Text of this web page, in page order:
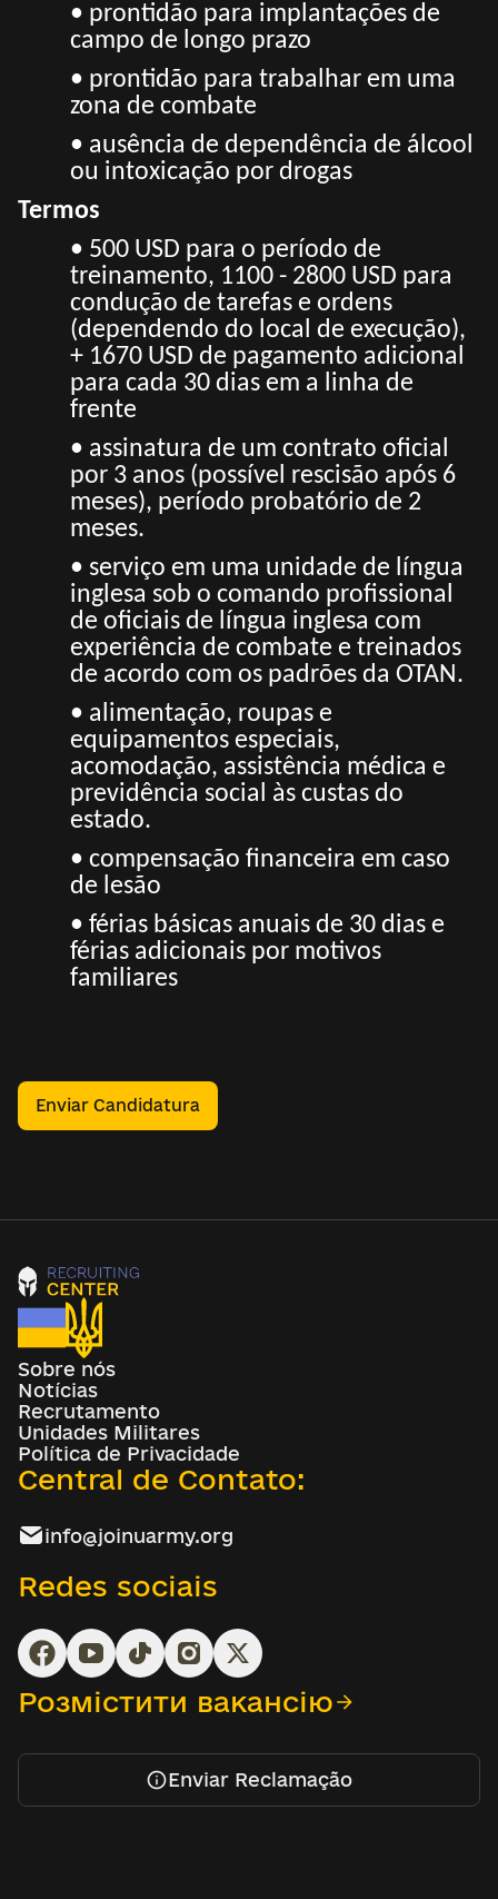
• prontidão para implantações de
campo de longo prazo
• prontidão para trabalhar em uma
zona de combate
• ausência de dependência de álcool
ou intoxicação por drogas
Termos
• 500 USD para o período de
treinamento, 1100 - 2800 USD para
condução de tarefas e ordens
(dependendo do local de execução),
+ 1670 USD de pagamento adicional
para cada 30 dias em a linha de
frente
• assinatura de um contrato oficial
por 3 anos (possível rescisão após 6
meses), período probatório de 2
meses.
• serviço em uma unidade de língua
inglesa sob o comando profissional
de oficiais de língua inglesa com
experiência de combate e treinados
de acordo com os padrões da OTAN.
• alimentação, roupas e
equipamentos especiais,
acomodação, assistência médica e
previdência social às custas do
estado.
• compensação financeira em caso
de lesão
• férias básicas anuais de 30 dias e
férias adicionais por motivos
familiares
Enviar Candidatura
Sobre nós
Notícias
Recrutamento
Unidades Militares
Política de Privacidade
Central de Contato:
info@joinuarmy.org
Redes sociais
Розмістити вакансію
Enviar Reclamação